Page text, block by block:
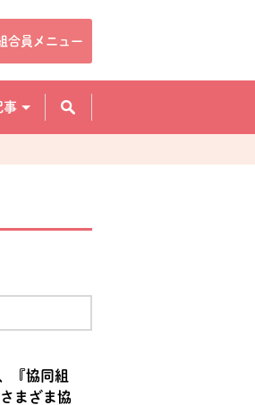
ます。
合員メニュー
別のウィンドウで開きます。
事
『協同組
まざま協